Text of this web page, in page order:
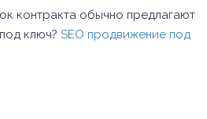
контракта обычно предлагают
ключ? SEO продвижение под